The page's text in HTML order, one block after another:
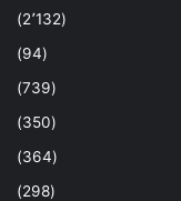
(2٬132)
(94)
(739)
(350)
(364)
(298)